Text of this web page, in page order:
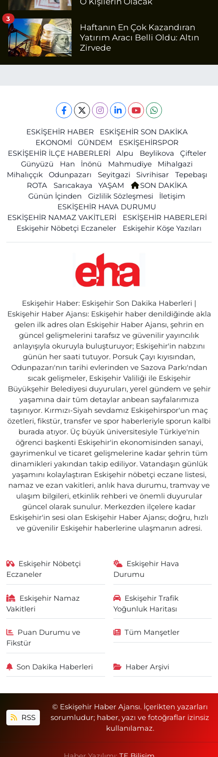
Haftanın En Çok Kazandıran
Yatırım Aracı Belli Oldu: Altın
Zirvede
3
ESKİŞEHİR HABER
ESKİŞEHİR SON DAKİKA
EKONOMİ
GÜNDEM
ESKİŞEHİRSPOR
ESKİŞEHİR İLÇE HABERLERİ
Alpu Beylikova
Çifteler
Günyüzü
Han İnönü Mahmudiye
Mihalgazi
Mihalıççık
Odunpazarı Seyitgazi Sivrihisar
Tepebaşı
ROTA
Sarıcakaya YAŞAM
SON DAKİKA
Günün İçinden
Gizlilik Sözleşmesi
İletişim
ESKİŞEHİR HAVA DURUMU
ESKİŞEHİR NAMAZ VAKİTLERİ
ESKİŞEHİR HABERLERİ
Eskişehir Nöbetçi Eczaneler
Eskişehir Köşe Yazıları
Eskişehir Haber: Eskişehir Son Dakika Haberleri |
Eskişehir Haber Ajansı: Eskişehir haber denildiğinde akla
gelen ilk adres olan Eskişehir Haber Ajansı, şehrin en
güncel gelişmelerini tarafsız ve güvenilir yayıncılık
anlayışıyla okuruyla buluşturuyor; Eskişehir'in nabzını
günün her saati tutuyor. Porsuk Çayı kıyısından,
Odunpazarı'nın tarihi evlerinden ve Sazova Parkı'ndan
sıcak gelişmeler, Eskişehir Valiliği ile Eskişehir
Büyükşehir Belediyesi duyuruları, yerel gündem ve şehir
yaşamına dair tüm detaylar anbean sayfalarımıza
taşınıyor. Kırmızı-Siyah sevdamız Eskişehirspor'un maç
özetleri, fikstür, transfer ve spor haberleriyle sporun kalbi
burada atıyor. Üç büyük üniversitesiyle Türkiye'nin
öğrenci başkenti Eskişehir'in ekonomisinden sanayi,
gayrimenkul ve ticaret gelişmelerine kadar şehrin tüm
dinamikleri yakından takip ediliyor. Vatandaşın günlük
yaşamını kolaylaştıran Eskişehir nöbetçi eczane listesi,
namaz ve ezan vakitleri, anlık hava durumu, tramvay ve
ulaşım bilgileri, etkinlik rehberi ve önemli duyurular
güncel olarak sunulur. Merkezden ilçelere kadar
Eskişehir'in sesi olan Eskişehir Haber Ajansı; doğru, hızlı
ve güvenilir Eskişehir haberlerine ulaşmanın adresi.
Eskişehir Nöbetçi
Eczaneler
Eskişehir Hava
Durumu
Eskişehir Namaz
Vakitleri
Eskişehir Trafik
Yoğunluk Haritası
Puan Durumu ve
Fikstür
Tüm Manşetler
Son Dakika Haberleri Haber Arşivi
RSS
© Eskişehir Haber Ajansı. İçerikten yazarları
sorumludur; haber, yazı ve fotoğraflar izinsiz
kullanılamaz.